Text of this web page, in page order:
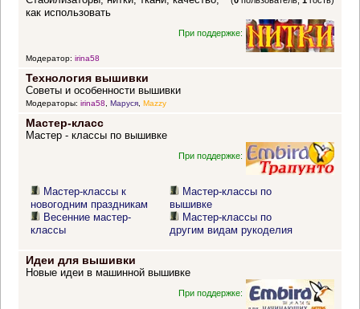
как использовать
При поддержке:
Модератор: irina58
Технология вышивки
Советы и особенности вышивки
Модераторы: irina58, Маруся, Mazzy
Мастер-класс
Мастер - классы по вышивке
При поддержке:
Мастер-классы к
новогодним праздникам
Весенние мастер-
классы
Мастер-классы по
вышивке
Мастер-классы по
другим видам рукоделия
Идеи для вышивки
Новые идеи в машинной вышивке
При поддержке: